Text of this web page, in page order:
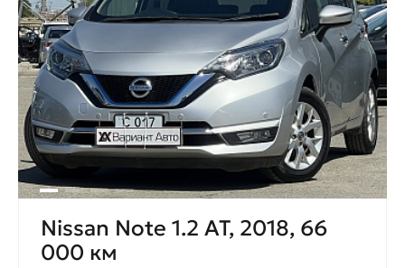
Nissan Note 1.2 AT, 2018, 66
000 км